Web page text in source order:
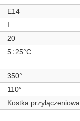
E14
I
20
5÷25°C
350°
110°
Kostka przyłączeniowa